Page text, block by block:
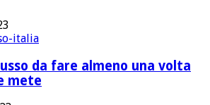
da fare almeno una volta
mete